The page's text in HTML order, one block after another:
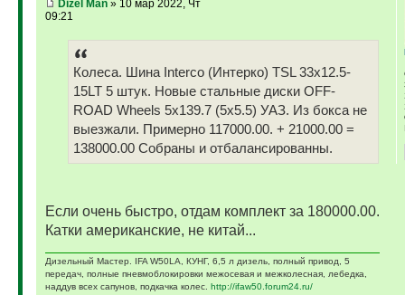
Dizel Man» 10 мар 2022, Чт
09:21
Колеса. Шина Interco (Интерко) TSL 33x12.5-
15LT 5 штук. Новые стальные диски OFF-
ROAD Wheels 5x139.7 (5x5.5) УАЗ. Из бокса не
выезжали. Примерно 117000.00. + 21000.00 =
138000.00 Собраны и отбалансированны.
Если очень быстро, отдам комплект за 180000.00.
Катки американские, не китай...
Дизельный Мастер. IFA W50LA, КУНГ, 6,5 л дизель, полный привод, 5
передач, полные пневмоблокировки межосевая и межколесная, лебедка,
наддув всех сапунов, подкачка колес. http://ifaw50.forum24.ru/